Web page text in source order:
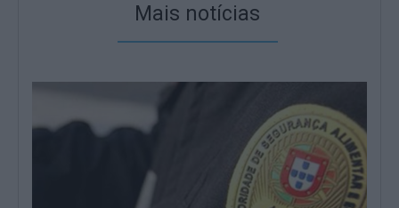
Mais notícias